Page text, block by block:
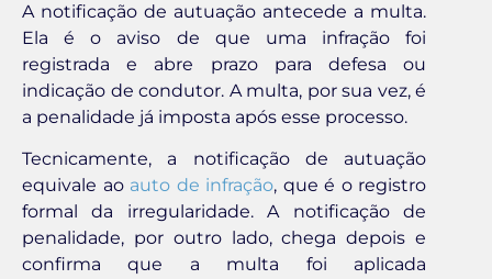
A notificação de autuação antecede a multa.
Ela é o aviso de que uma infração foi
registrada e abre prazo para defesa ou
indicação de condutor. A multa, por sua vez, é
a penalidade já imposta após esse processo.
Tecnicamente, a notificação de autuação
equivale ao auto de infração, que é o registro
formal da irregularidade. A notificação de
penalidade, por outro lado, chega depois e
confirma que a multa foi aplicada